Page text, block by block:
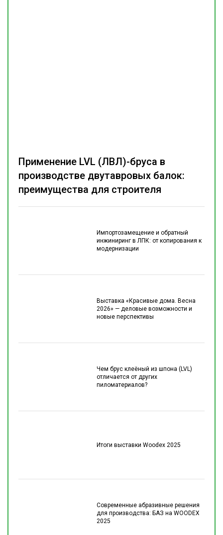
Импортозамещение и обратный
инжиниринг в ЛПК: от копирования к
модернизации
Выставка «Красивые дома. Весна
2026» — деловые возможности и
новые перспективы
Чем брус клеёный из шпона (LVL)
отличается от других
пиломатериалов?
Итоги выставки Woodex 2025
Современные абразивные решения
для производства: БАЗ на WOODEX
2025
Применение LVL (ЛВЛ)-бруса в
производстве двутавровых балок:
преимущества для строителя